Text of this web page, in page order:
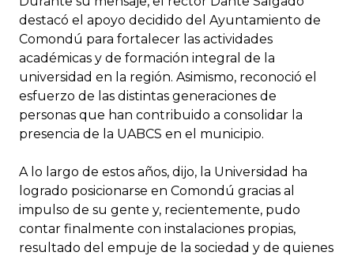
destacó el apoyo decidido del Ayuntamiento de
Comondú para fortalecer las actividades
académicas y de formación integral de la
universidad en la región. Asimismo, reconoció el
esfuerzo de las distintas generaciones de
personas que han contribuido a consolidar la
presencia de la UABCS en el municipio.
A lo largo de estos años, dijo, la Universidad ha
logrado posicionarse en Comondú gracias al
impulso de su gente y, recientemente, pudo
contar finalmente con instalaciones propias,
resultado del empuje de la sociedad y de quienes